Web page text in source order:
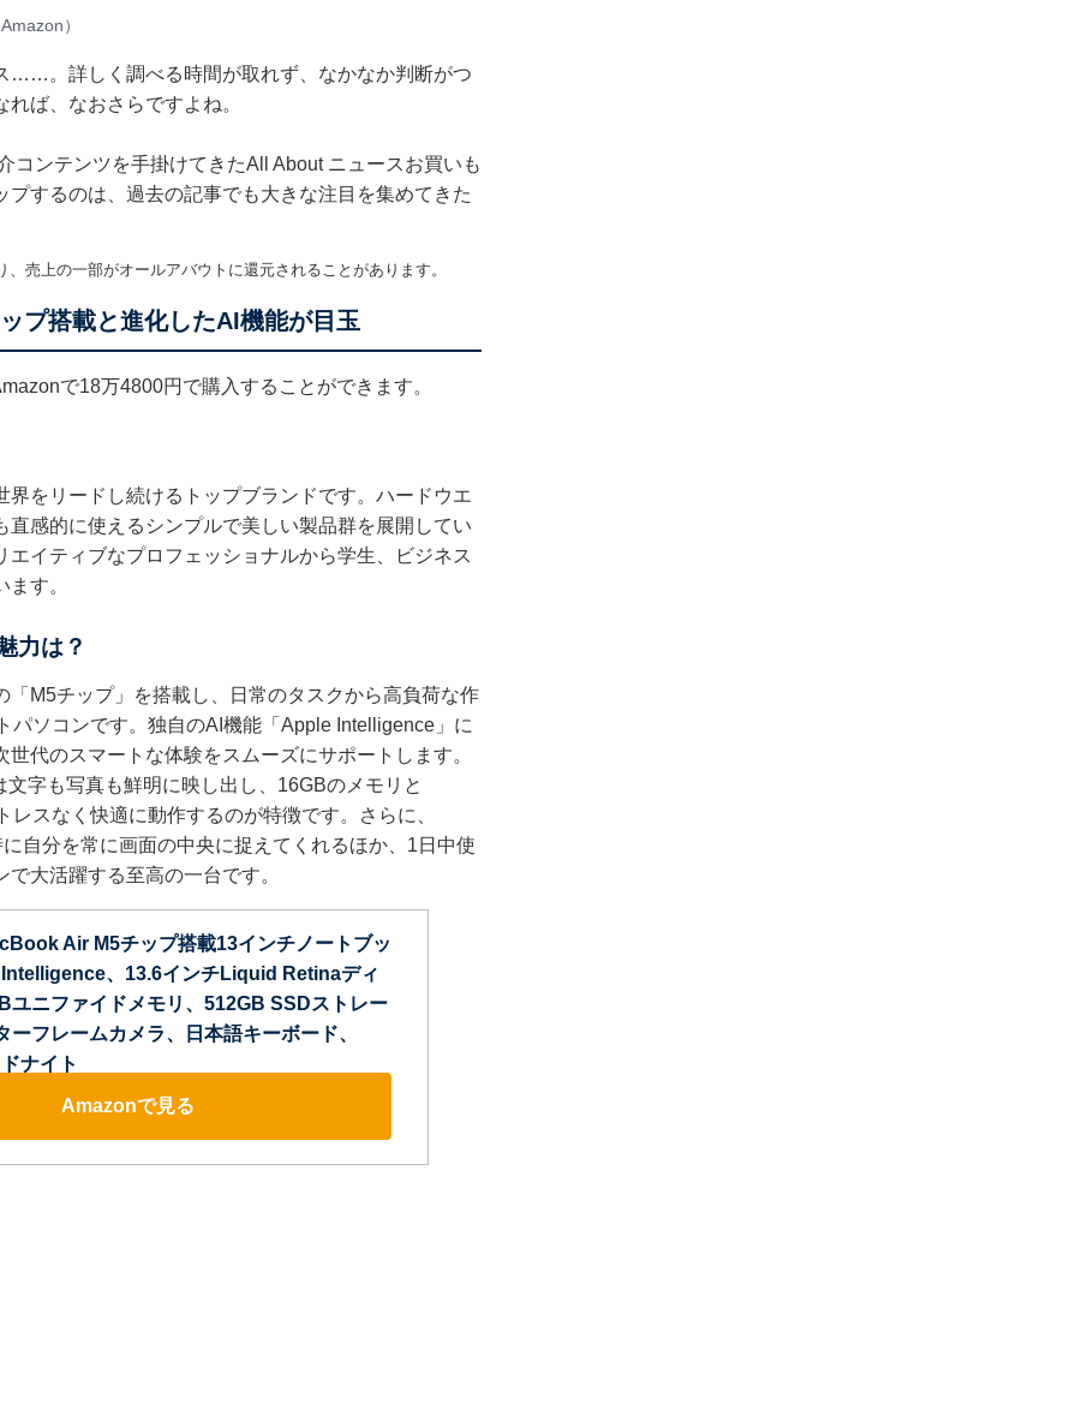
）
……。詳しく調べる時間が取れず、なかなか判断がつ
ば、なおさらですよね。
コンテンツを手掛けてきたAll About ニュースお買いも
するのは、過去の記事でも大きな注目を集めてきた
売上の一部がオールアバウトに還元されることがあります。
プ搭載と進化したAI機能が目玉
で18万4800円で購入することができます。
をリードし続けるトップブランドです。ハードウエ
感的に使えるシンプルで美しい製品群を展開してい
イティブなプロフェッショナルから学生、ビジネス
す。
力は？
M5チップ」を搭載し、日常のタスクから高負荷な作
ソコンです。独自のAI機能「Apple Intelligence」に
代のスマートな体験をスムーズにサポートします。
字も写真も鮮明に映し出し、16GBのメモリと
スなく快適に動作するのが特徴です。さらに、
自分を常に画面の中央に捉えてくれるほか、1日中使
大活躍する至高の一台です。
Air M5チップ搭載13インチノートブッ
、13.6インチLiquid Retinaディ
ユニファイドメモリ、512GB SSDストレー
ーフレームカメラ、日本語キーボード、
ナイト
Amazonで見る